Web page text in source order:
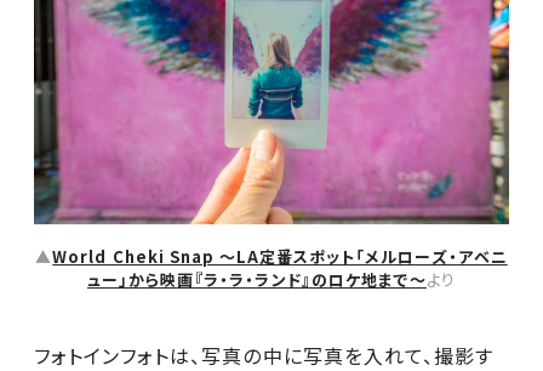
▲World Cheki Snap ～LA定番スポット「メルローズ・アベニ
ュー」から映画『ラ・ラ・ランド』のロケ地まで～より
フォトインフォトは、写真の中に写真を入れて、撮影す